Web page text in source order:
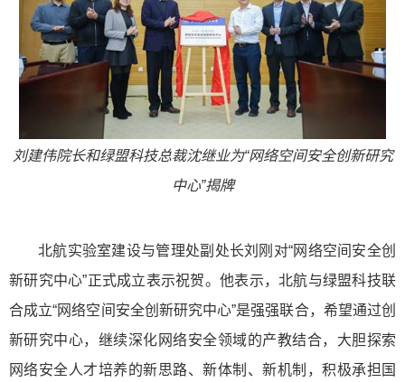
刘建伟院长和绿盟科技总裁沈继业为“网络空间安全创新研究
中心”揭牌
北航实验室建设与管理处副处长刘刚对“网络空间安全创
新研究中心”正式成立表示祝贺。他表示，北航与绿盟科技联
合成立“网络空间安全创新研究中心”是强强联合，希望通过创
新研究中心，继续深化网络安全领域的产教结合，大胆探索
网络安全人才培养的新思路、新体制、新机制，积极承担国